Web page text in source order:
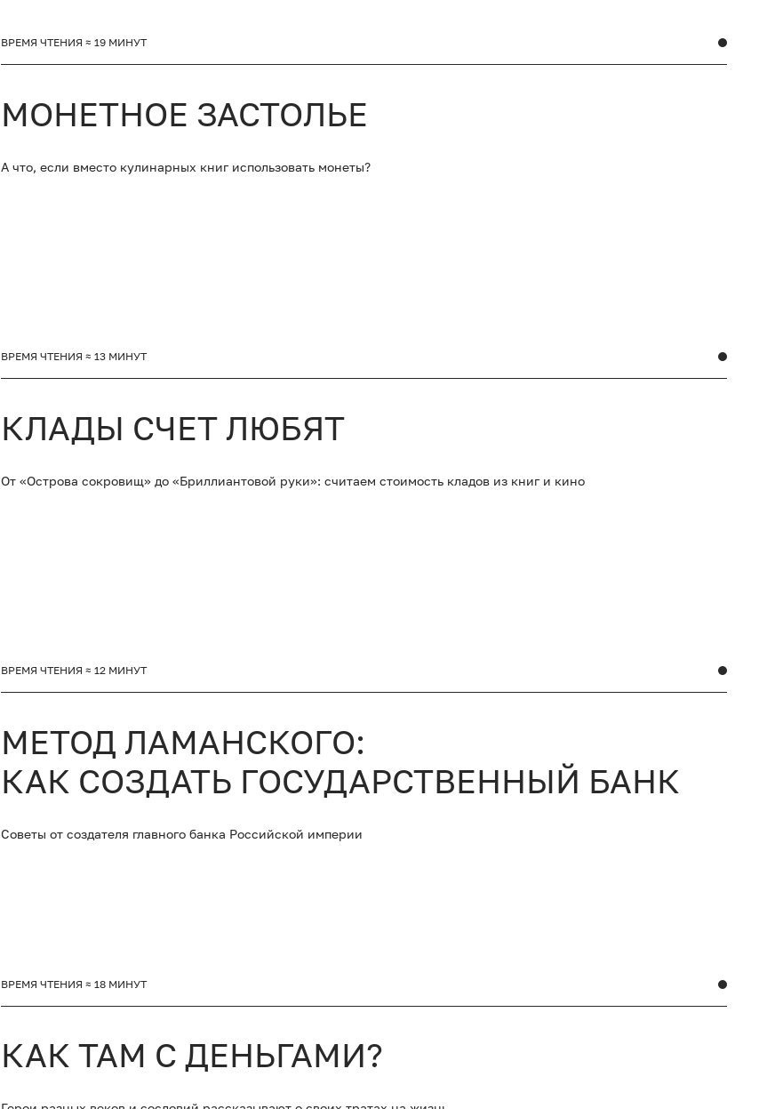
ВРЕМЯ ЧТЕНИЯ ≈ 19 МИНУТ
МОНЕТНОЕ ЗАСТОЛЬЕ
А что, если вместо кулинарных книг использовать монеты?
ВРЕМЯ ЧТЕНИЯ ≈ 13 МИНУТ
КЛАДЫ СЧЕТ ЛЮБЯТ
От «Острова сокровищ» до «Бриллиантовой руки»: считаем стоимость кладов из книг и кино
ВРЕМЯ ЧТЕНИЯ ≈ 12 МИНУТ
МЕТОД ЛАМАНСКОГО:
КАК СОЗДАТЬ ГОСУДАРСТВЕННЫЙ БАНК
Советы от создателя главного банка Российской империи
ВРЕМЯ ЧТЕНИЯ ≈ 18 МИНУТ
КАК ТАМ С ДЕНЬГАМИ?